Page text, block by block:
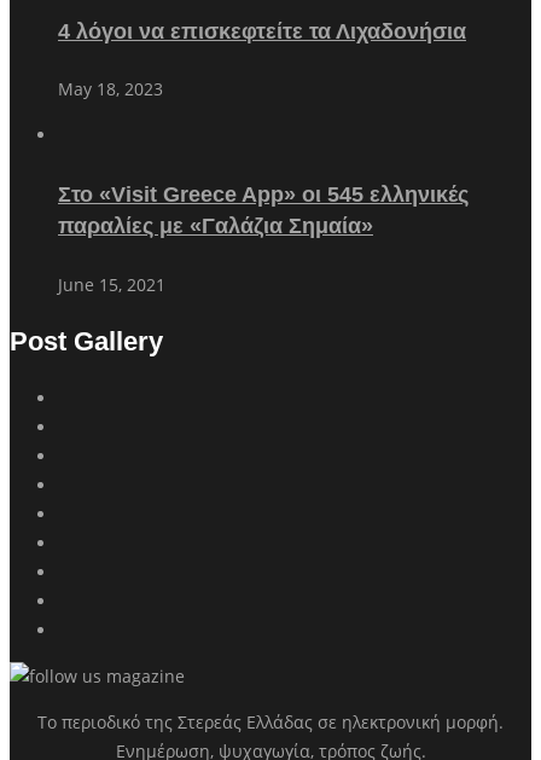
4 λόγοι να επισκεφτείτε τα Λιχαδονήσια
May 18, 2023
Στο «Visit Greece App» οι 545 ελληνικές
παραλίες με «Γαλάζια Σημαία»
June 15, 2021
Post Gallery
Το περιοδικό της Στερεάς Ελλάδας σε ηλεκτρονική μορφή.
Ενημέρωση, ψυχαγωγία, τρόπος ζωής.